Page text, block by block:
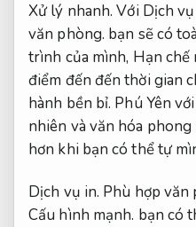
Xử lý nhanh. Với Dịch
văn phòng. bạn sẽ có
trình của mình, Hạn chế
điểm đến đến thời gian
hành bền bỉ. Phú Yên
nhiên và văn hóa
hơn khi bạn có thể tự
Dịch vụ in. Phù hợp văn
Cấu hình mạnh. bạn có